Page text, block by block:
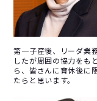
第一子産後、リーダ業
したが周囲の協力をも
ら、皆さんに育休後に
たらと思います。